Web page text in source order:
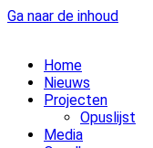
Ga naar de inhoud
Home
Nieuws
Projecten
Opuslijst
Media